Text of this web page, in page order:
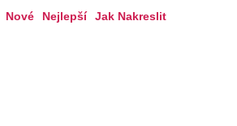
Nové Nejlepší Jak Nakreslit